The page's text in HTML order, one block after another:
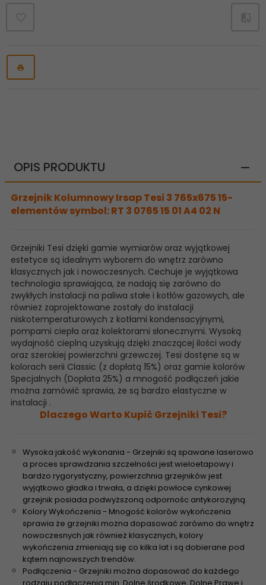
OPIS PRODUKTU
Grzejnik Kolumnowy Irsap Tesi 3 765x675 15-
elementów symbol: RT 3 0765 15 01 A4 02 N
Grzejniki Tesi dzięki gamie wymiarów oraz wyjątkowej
estetyce są idealnym wyborem do wnętrz zarówno
klasycznych jak i nowoczesnych. Cechuje je wyjątkowa
technologia sprawiająca, że nadają się zarówno do
zwykłych instalacji na paliwa stałe i kotłów gazowych, ale
również zaprojektowane zostały do instalacji
niskotemperaturowych z kotłami kondensacyjnymi,
pompami ciepła oraz kolektorami słonecznymi. Wysoką
wydajność cieplną uzyskują dzięki znaczącej ilości wody
oraz szerokiej powierzchni grzewczej. Tesi dostęne są w
kolorach serii Classic (z dopłatą 15%) oraz gamie kolorów
Specjalnych (Dopłata 25%) a mnogość podłączeń jakie
można zamówić sprawia, że są bardzo elastyczne w
instalacji .
Dlaczego Warto Kupić Grzejniki Tesi?
Wysoka jakość wykonania - Grzejniki są spawane laserowo
a proces sprawdzania szczelności jest wieloetapowy i
bardzo rygorystyczny, powierzchnia grzejników jest
wyjątkowo gładka i trwała, a dzięki powłoce cynkowej
grzejnik posiada podwyższoną odpornośc antykorozyjną.
Kolory Wykończenia - Mnogość kolorów wykończenia
sprawia że grzejniki można dopasować zarówno do wnętrz
nowoczesnych jak również klasycznych, kolory
wykończenia zmieniają się co kilka lat i są dobierane pod
kątem najnowszych trendów.
Podłączenia - Grzejniki można dopasować do każdego